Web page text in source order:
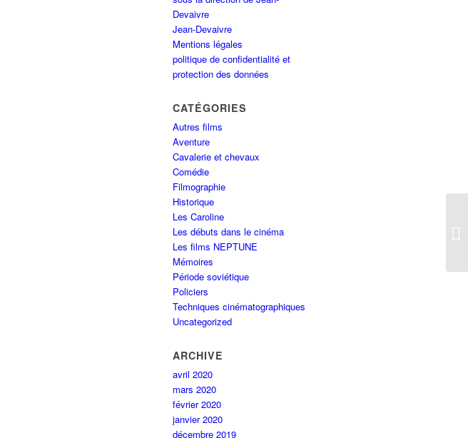
Devaivre
Jean-Devaivre
Mentions légales
politique de confidentialité et
protection des données
CATÉGORIES
Autres films
Aventure
Cavalerie et chevaux
Comédie
Filmographie
Historique
Les Caroline
Les débuts dans le cinéma
Les films NEPTUNE
Mémoires
Période soviétique
Policiers
Techniques cinématographiques
Uncategorized
ARCHIVE
avril 2020
mars 2020
février 2020
janvier 2020
décembre 2019